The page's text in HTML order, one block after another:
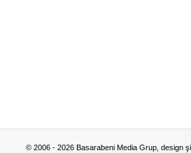
© 2006 - 2026 Basarabeni Media Grup, design